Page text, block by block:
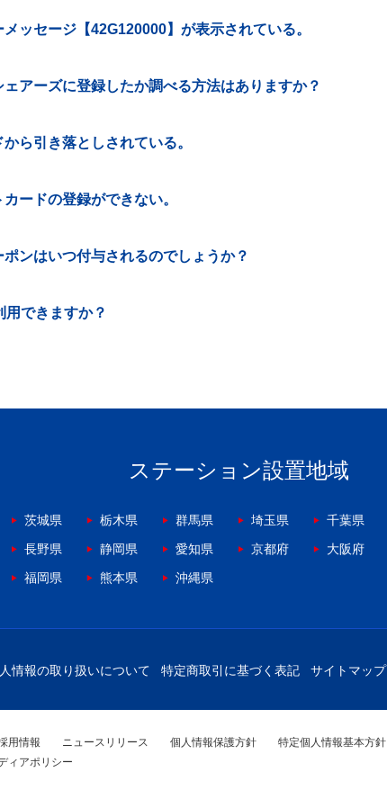
ッセージ【42G120000】が表示されている。
アーズに登録したか調べる方法はありますか？
ら引き落としされている。
ードの登録ができない。
ンはいつ付与されるのでしょうか？
できますか？
ステーション設置地域
茨城県 栃木県 群馬県 埼玉県 千葉県
長野県 静岡県 愛知県 京都府 大阪府
福岡県 熊本県 沖縄県
情報の取り扱いについて 特定商取引に基づく表記 サイトマップ
用情報 ニュースリリース 個人情報保護方針 特定個人情報基本方針
ィアポリシー